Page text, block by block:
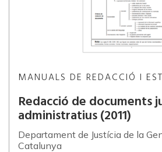
MANUALS DE REDACCIÓ I
Redacció de documents
administratius(2011)
Departament de Justícia de la
Catalunya